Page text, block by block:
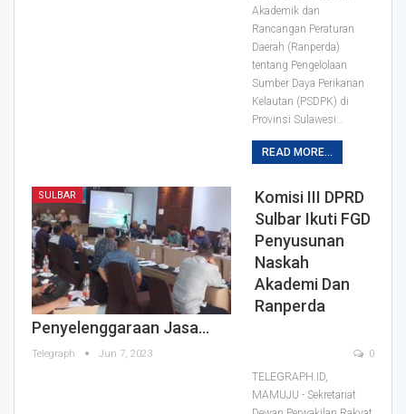
Akademik dan
Rancangan Peraturan
Daerah (Ranperda)
tentang Pengelolaan
Sumber Daya Perikanan
Kelautan (PSDPK) di
Provinsi Sulawesi…
READ MORE...
SULBAR
Komisi III DPRD
Sulbar Ikuti FGD
Penyusunan
Naskah
Akademi Dan
Ranperda
Penyelenggaraan Jasa…
Telegraph Jun 7, 2023 0
TELEGRAPH.ID,
MAMUJU - Sekretariat